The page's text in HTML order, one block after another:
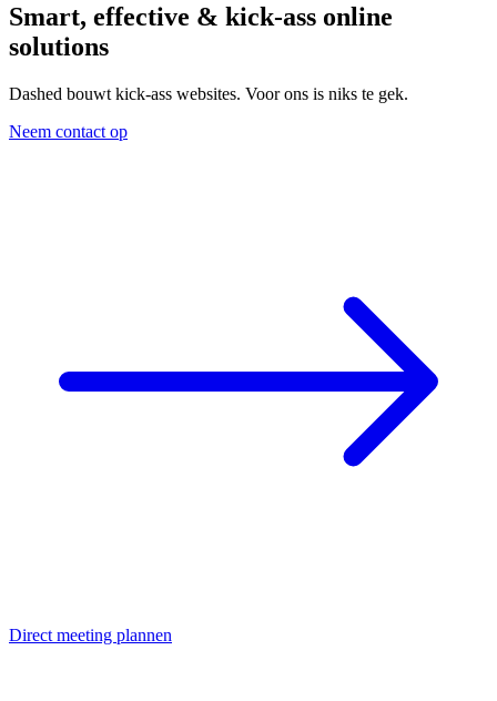
Smart, effective & kick-ass online
solutions
Dashed bouwt kick-ass websites. Voor ons is niks te gek.
Neem contact op
Direct meeting plannen